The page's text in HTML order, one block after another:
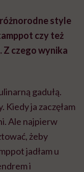
style
czy też
Z czego wynika
gadułą.
Kiedy ja zaczęłam
Ale najpierw
żeby
jadłam u
i